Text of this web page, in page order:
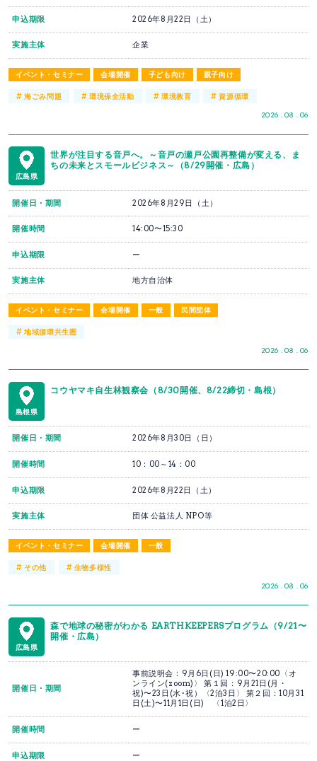
イベント・セミナー 会場開催 子ども向け 親子向け
2026 . 08 . 06
申込期限 2026年8月22日（土）
実施主体 企業
#海ごみ問題 # 環境保全活動 #環境教育 #資源循環
広島県
世界が注目する音戸へ。～音戸の瀬戸公園再整備が変える、ま
ちの未来とスモールビジネス～（8/29開催・広島）
イベント・セミナー 会場開催 一般 民間団体
2026 . 08 . 06
開催日・期間 2026年8月29日（土）
開催時間 14:00〜15:30
申込期限 ー
実施主体 地方自治体
#地域循環共生圏
島根県
コウヤマキ自生林観察会（8/30開催、8/22締切・島根）
イベント・セミナー 会場開催 一般
2026 . 08 . 06
開催日・期間 2026年8月30日（日）
開催時間 10：00～14：00
申込期限 2026年8月22日（土）
実施主体 団体 公益法人 NPO等
#その他 # 生物多様性
広島県
森で地球の秘密がわかる EARTHKEEPERSプログラム（9/21〜
開催・広島）
開催日・期間
事前説明会：9月6日(日) 19:00〜20:00〈オ
ンライン(zoom)〉 第１回：9月21日(月・
祝)〜23日(水･祝）〈2泊3日〉 第２回：10月31
日(土)〜11月1日(日) 〈1泊2日〉
開催時間 ー
申込期限 ー